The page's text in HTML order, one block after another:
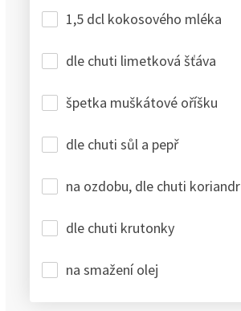
1,5 dcl kokosového mléka
dle chuti limetková šťáva
špetka muškátové oříšku
dle chuti sůl a pepř
na ozdobu, dle chuti koriandr
dle chuti krutonky
na smažení olej